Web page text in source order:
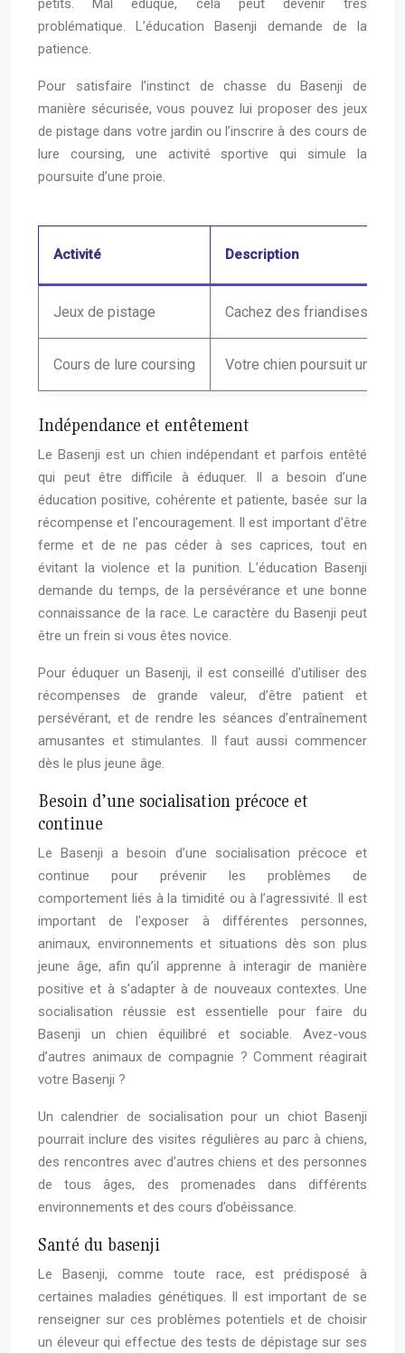
petits. Mal éduqué, cela peut devenir très
problématique. L’éducation Basenji demande de la
patience.
Pour satisfaire l’instinct de chasse du Basenji de
manière sécurisée, vous pouvez lui proposer des jeux
de pistage dans votre jardin ou l’inscrire à des cours de
lure coursing, une activité sportive qui simule la
poursuite d’une proie.
Activité Description
Jeux de pistage Cachez des friandises ou
Cours de lure coursing Votre chien poursuit un
Indépendance et entêtement
Le Basenji est un chien indépendant et parfois entêté
qui peut être difficile à éduquer. Il a besoin d’une
éducation positive, cohérente et patiente, basée sur la
récompense et l’encouragement. Il est important d’être
ferme et de ne pas céder à ses caprices, tout en
évitant la violence et la punition. L’éducation Basenji
demande du temps, de la persévérance et une bonne
connaissance de la race. Le caractère du Basenji peut
être un frein si vous êtes novice.
Pour éduquer un Basenji, il est conseillé d’utiliser des
récompenses de grande valeur, d’être patient et
persévérant, et de rendre les séances d’entraînement
amusantes et stimulantes. Il faut aussi commencer
dès le plus jeune âge.
Besoin d’une socialisation précoce et
continue
Le Basenji a besoin d’une socialisation précoce et
continue pour prévenir les problèmes de
comportement liés à la timidité ou à l’agressivité. Il est
important de l’exposer à différentes personnes,
animaux, environnements et situations dès son plus
jeune âge, afin qu’il apprenne à interagir de manière
positive et à s’adapter à de nouveaux contextes. Une
socialisation réussie est essentielle pour faire du
Basenji un chien équilibré et sociable. Avez-vous
d’autres animaux de compagnie ? Comment réagirait
votre Basenji ?
Un calendrier de socialisation pour un chiot Basenji
pourrait inclure des visites régulières au parc à chiens,
des rencontres avec d’autres chiens et des personnes
de tous âges, des promenades dans différents
environnements et des cours d’obéissance.
Santé du basenji
Le Basenji, comme toute race, est prédisposé à
certaines maladies génétiques. Il est important de se
renseigner sur ces problèmes potentiels et de choisir
un éleveur qui effectue des tests de dépistage sur ses